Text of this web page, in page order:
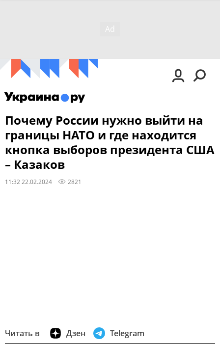
Почему России нужно выйти на
границы НАТО и где находится
кнопка выборов президента США
– Казаков
11:32 22.02.2024 2821
Читать в Дзен Telegram